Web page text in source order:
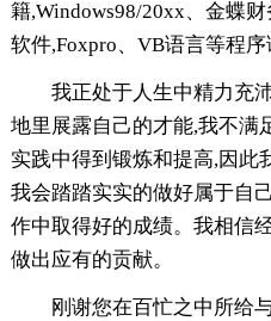
籍,Windows98/20xx、金蝶
软件,Foxpro、VB语言等程序
我正处于人生中精力充
地里展露自己的才能,我不满
实践中得到锻炼和提高,因此
我会踏踏实实的做好属于自
作中取得好的成绩。我相信
做出应有的贡献。
刚谢您在百忙之中所给